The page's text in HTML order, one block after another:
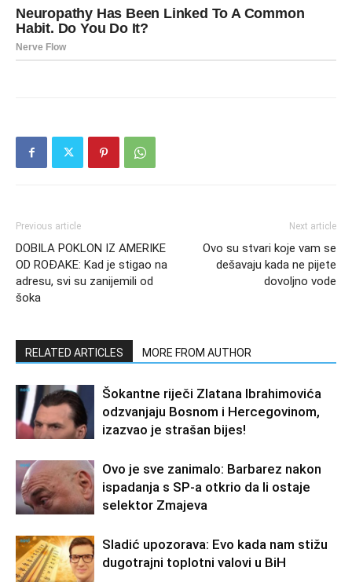
Previous article
DOBILA POKLON IZ AMERIKE
OD ROĐAKE: Kad je stigao na
adresu, svi su zanijemili od
šoka
Next article
Ovo su stvari koje vam se
dešavaju kada ne pijete
dovoljno vode
RELATED ARTICLES MORE FROM AUTHOR
Šokantne riječi Zlatana Ibrahimovića
odzvanjaju Bosnom i Hercegovinom,
izazvao je strašan bijes!
Ovo je sve zanimalo: Barbarez nakon
ispadanja s SP-a otkrio da li ostaje
selektor Zmajeva
Sladić upozorava: Evo kada nam stižu
dugotrajni toplotni valovi u BiH